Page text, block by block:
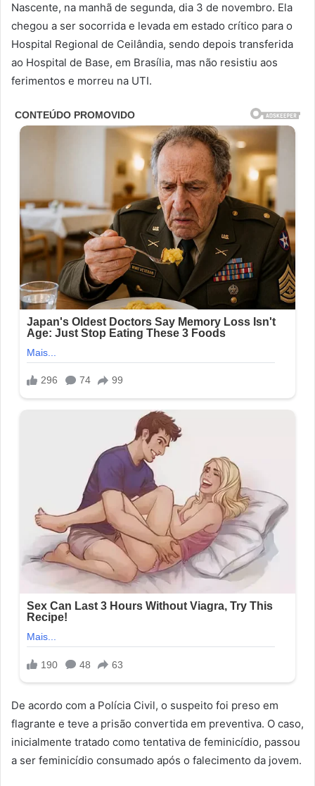
Nascente, na manhã de segunda, dia 3 de novembro. Ela
chegou a ser socorrida e levada em estado crítico para o
Hospital Regional de Ceilândia, sendo depois transferida
ao Hospital de Base, em Brasília, mas não resistiu aos
ferimentos e morreu na UTI.
De acordo com a Polícia Civil, o suspeito foi preso em
flagrante e teve a prisão convertida em preventiva. O caso,
inicialmente tratado como tentativa de feminicídio, passou
a ser feminicídio consumado após o falecimento da jovem.